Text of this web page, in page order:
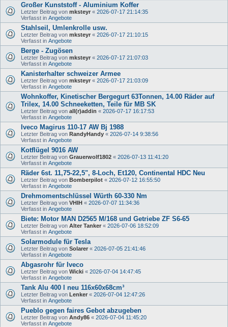
Großer Kunststoff - Aluminium Koffer
Letzter Beitrag von mksteyr « 2026-07-17 21:14:35
Verfasst in Angebote
Stahlseil, Umlenkrolle usw.
Letzter Beitrag von mksteyr « 2026-07-17 21:10:15
Verfasst in Angebote
Berge - Zugösen
Letzter Beitrag von mksteyr « 2026-07-17 21:07:03
Verfasst in Angebote
Kanisterhalter schweizer Armee
Letzter Beitrag von mksteyr « 2026-07-17 21:03:09
Verfasst in Angebote
Wohnkoffer, Kinetischer Bergegurt 63Tonnen, 14.00 Räder auf
Trilex, 14.00 Schneeketten, Teile für MB SK
Letzter Beitrag von all(r)addin « 2026-07-17 16:17:53
Verfasst in Angebote
Iveco Magirus 110-17 AW Bj 1988
Letzter Beitrag von RandyHandy « 2026-07-14 9:38:56
Verfasst in Angebote
Kotflügel 9016 AW
Letzter Beitrag von Grauerwolf1802 « 2026-07-13 11:41:20
Verfasst in Angebote
Räder 6st. 11,75-22,5", 8-Loch, Et120, Continental HDC Neu
Letzter Beitrag von Bomberpilot « 2026-07-12 16:55:50
Verfasst in Angebote
Drehmomentschlüssel Würth 60-330 Nm
Letzter Beitrag von VHIH « 2026-07-07 11:34:36
Verfasst in Angebote
Biete: Motor MAN D2565 M/168 und Getriebe ZF S6-65
Letzter Beitrag von Alter Tanker « 2026-07-06 18:52:09
Verfasst in Angebote
Solarmodule für Tesla
Letzter Beitrag von Solarer « 2026-07-05 21:41:46
Verfasst in Angebote
Abgasrohr für Iveco
Letzter Beitrag von Wicki « 2026-07-04 14:47:45
Verfasst in Angebote
Tank Alu 400 l neu 116x60x68cm³
Letzter Beitrag von Lenker « 2026-07-04 12:47:26
Verfasst in Angebote
Pueblo gegen faires Gebot abzugeben
Letzter Beitrag von Andy86 « 2026-07-04 11:45:20
Verfasst in Angebote